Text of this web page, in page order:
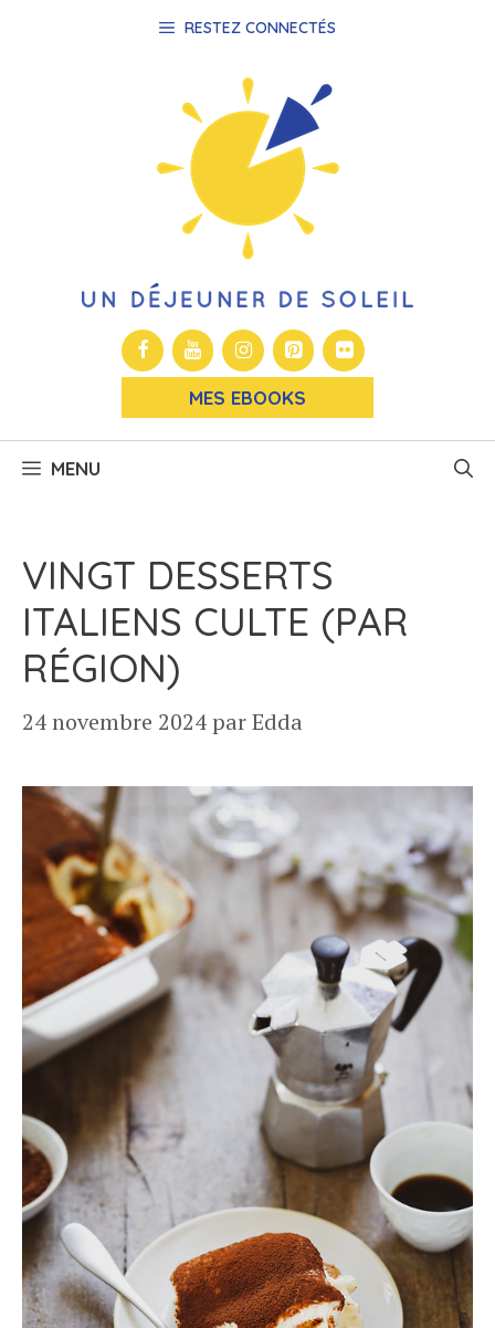
RESTEZ CONNECTÉS
MES EBOOKS
MENU
VINGT DESSERTS
ITALIENS CULTE (PAR
RÉGION)
24 novembre 2024 parEdda